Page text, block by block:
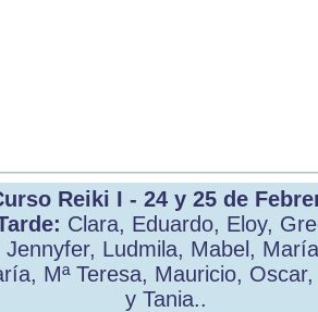
Reiki I - 24 y 25 de
Clara, Eduardo, Eloy,
Jennyfer, Ludmila, Mabel,
Mª Teresa, Mauricio,
y Tania..